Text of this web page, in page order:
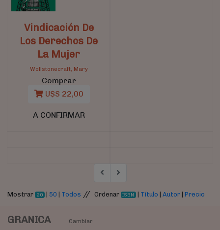
Vindicación De
Los Derechos De
La Mujer
Wollstonecraft, Mary
Comprar
U$S 22,00
A CONFIRMAR
Mostrar 20 | 50 Todos // Ordenar ISBN Título |Autor |Precio
GRANICA Cambiar